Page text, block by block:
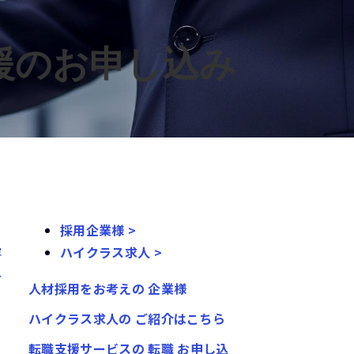
お申し込み
採用企業様 >
ハイクラス求人 >
人材採用をお考えの 企業様
ハイクラス求人の ご紹介はこちら
転職支援サービスの 転職 お申し込